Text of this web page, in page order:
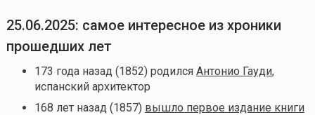
25.06.2025: самое интересное из хроники
прошедших лет
173 года назад (1852) родился Антонио Гауди,
испанский архитектор
168 лет назад (1857) вышло первое издание книги